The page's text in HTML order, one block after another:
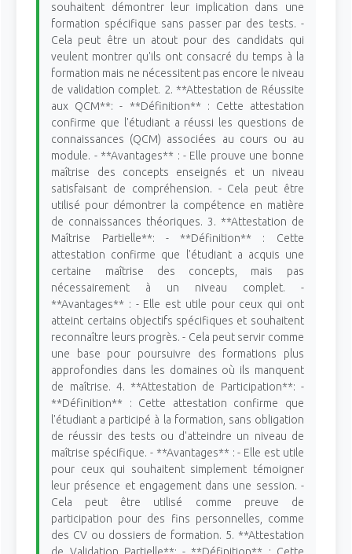
souhaitent démontrer leur implication dans une
formation spécifique sans passer par des tests. -
Cela peut être un atout pour des candidats qui
veulent montrer qu'ils ont consacré du temps à la
formation mais ne nécessitent pas encore le niveau
de validation complet. 2. **Attestation de Réussite
aux QCM**: - **Définition** : Cette attestation
confirme que l'étudiant a réussi les questions de
connaissances (QCM) associées au cours ou au
module. - **Avantages** : - Elle prouve une bonne
maîtrise des concepts enseignés et un niveau
satisfaisant de compréhension. - Cela peut être
utilisé pour démontrer la compétence en matière
de connaissances théoriques. 3. **Attestation de
Maîtrise Partielle**: - **Définition** : Cette
attestation confirme que l'étudiant a acquis une
certaine maîtrise des concepts, mais pas
nécessairement à un niveau complet. -
**Avantages** : - Elle est utile pour ceux qui ont
atteint certains objectifs spécifiques et souhaitent
reconnaître leurs progrès. - Cela peut servir comme
une base pour poursuivre des formations plus
approfondies dans les domaines où ils manquent
de maîtrise. 4. **Attestation de Participation**: -
**Définition** : Cette attestation confirme que
l'étudiant a participé à la formation, sans obligation
de réussir des tests ou d'atteindre un niveau de
maîtrise spécifique. - **Avantages** : - Elle est utile
pour ceux qui souhaitent simplement témoigner
leur présence et engagement dans une session. -
Cela peut être utilisé comme preuve de
participation pour des fins personnelles, comme
des CV ou dossiers de formation. 5. **Attestation